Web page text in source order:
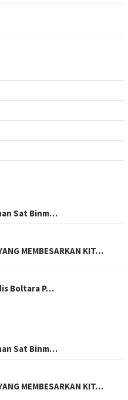
Sat Binm…
MEMBESARKAN KIT…
Boltara P…
Sat Binm…
MEMBESARKAN KIT…